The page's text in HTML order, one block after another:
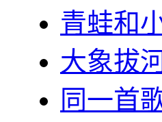
青蛙和
大象拔
同一首